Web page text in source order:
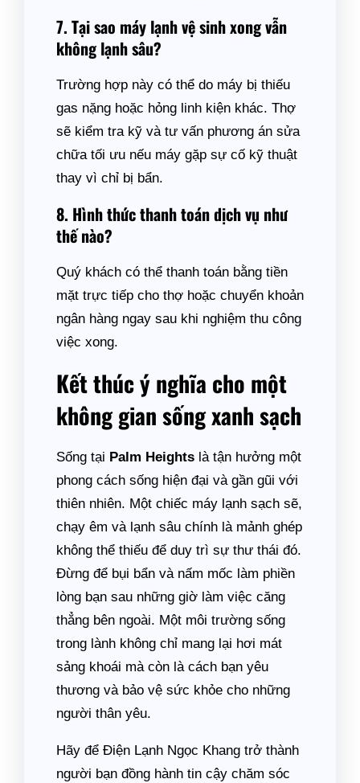
7. Tại sao máy lạnh vệ sinh xong vẫn
không lạnh sâu?
Trường hợp này có thể do máy bị thiếu
gas nặng hoặc hỏng linh kiện khác. Thợ
sẽ kiểm tra kỹ và tư vấn phương án sửa
chữa tối ưu nếu máy gặp sự cố kỹ thuật
thay vì chỉ bị bẩn.
8. Hình thức thanh toán dịch vụ như
thế nào?
Quý khách có thể thanh toán bằng tiền
mặt trực tiếp cho thợ hoặc chuyển khoản
ngân hàng ngay sau khi nghiệm thu công
việc xong.
Kết thúc ý nghĩa cho một
không gian sống xanh sạch
Sống tại Palm Heights là tận hưởng một
phong cách sống hiện đại và gần gũi với
thiên nhiên. Một chiếc máy lạnh sạch sẽ,
chạy êm và lạnh sâu chính là mảnh ghép
không thể thiếu để duy trì sự thư thái đó.
Đừng để bụi bẩn và nấm mốc làm phiền
lòng bạn sau những giờ làm việc căng
thẳng bên ngoài. Một môi trường sống
trong lành không chỉ mang lại hơi mát
sảng khoái mà còn là cách bạn yêu
thương và bảo vệ sức khỏe cho những
người thân yêu.
Hãy để Điện Lạnh Ngọc Khang trở thành
người bạn đồng hành tin cậy chăm sóc